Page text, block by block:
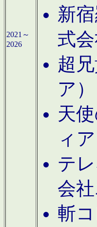
2021～
2026
新
式会
超
ア）
天
ィア
テ
会
斬